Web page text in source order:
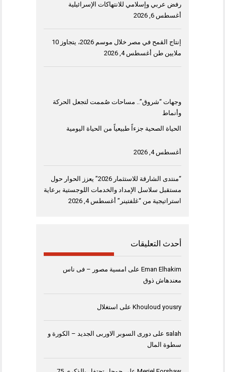
رفض عربي وإسلامي للانتهاكات الإسرائيلية
أغسطس 6, 2026
إنتاج القمح في مصر خلال موسم 2026، يتجاوز 10
ملايين طن أغسطس 4, 2026
وجهات “شروق”.. مساحات صُممت لتجعل الحركة
وأنماط
الحياة الصحية جزءاً طبيعياً من الحياة اليومية
أغسطس 4, 2026
“منتدى الشارقة للاستثمار 2026” يعزز الحوار حول
مستقبل سلاسل الإمداد والخدمات اللوجستية برعاية
استراتيجية من “غلفتينر” أغسطس 4, 2026
أحدث التعليقات
Eman Elhakim على امسية مصور – فى ناس
معندهاش ذوق
Khouloud yousry على استغلال
salah على دورى السوبر الاوربى الجديد – الكورة و
سطوة المال